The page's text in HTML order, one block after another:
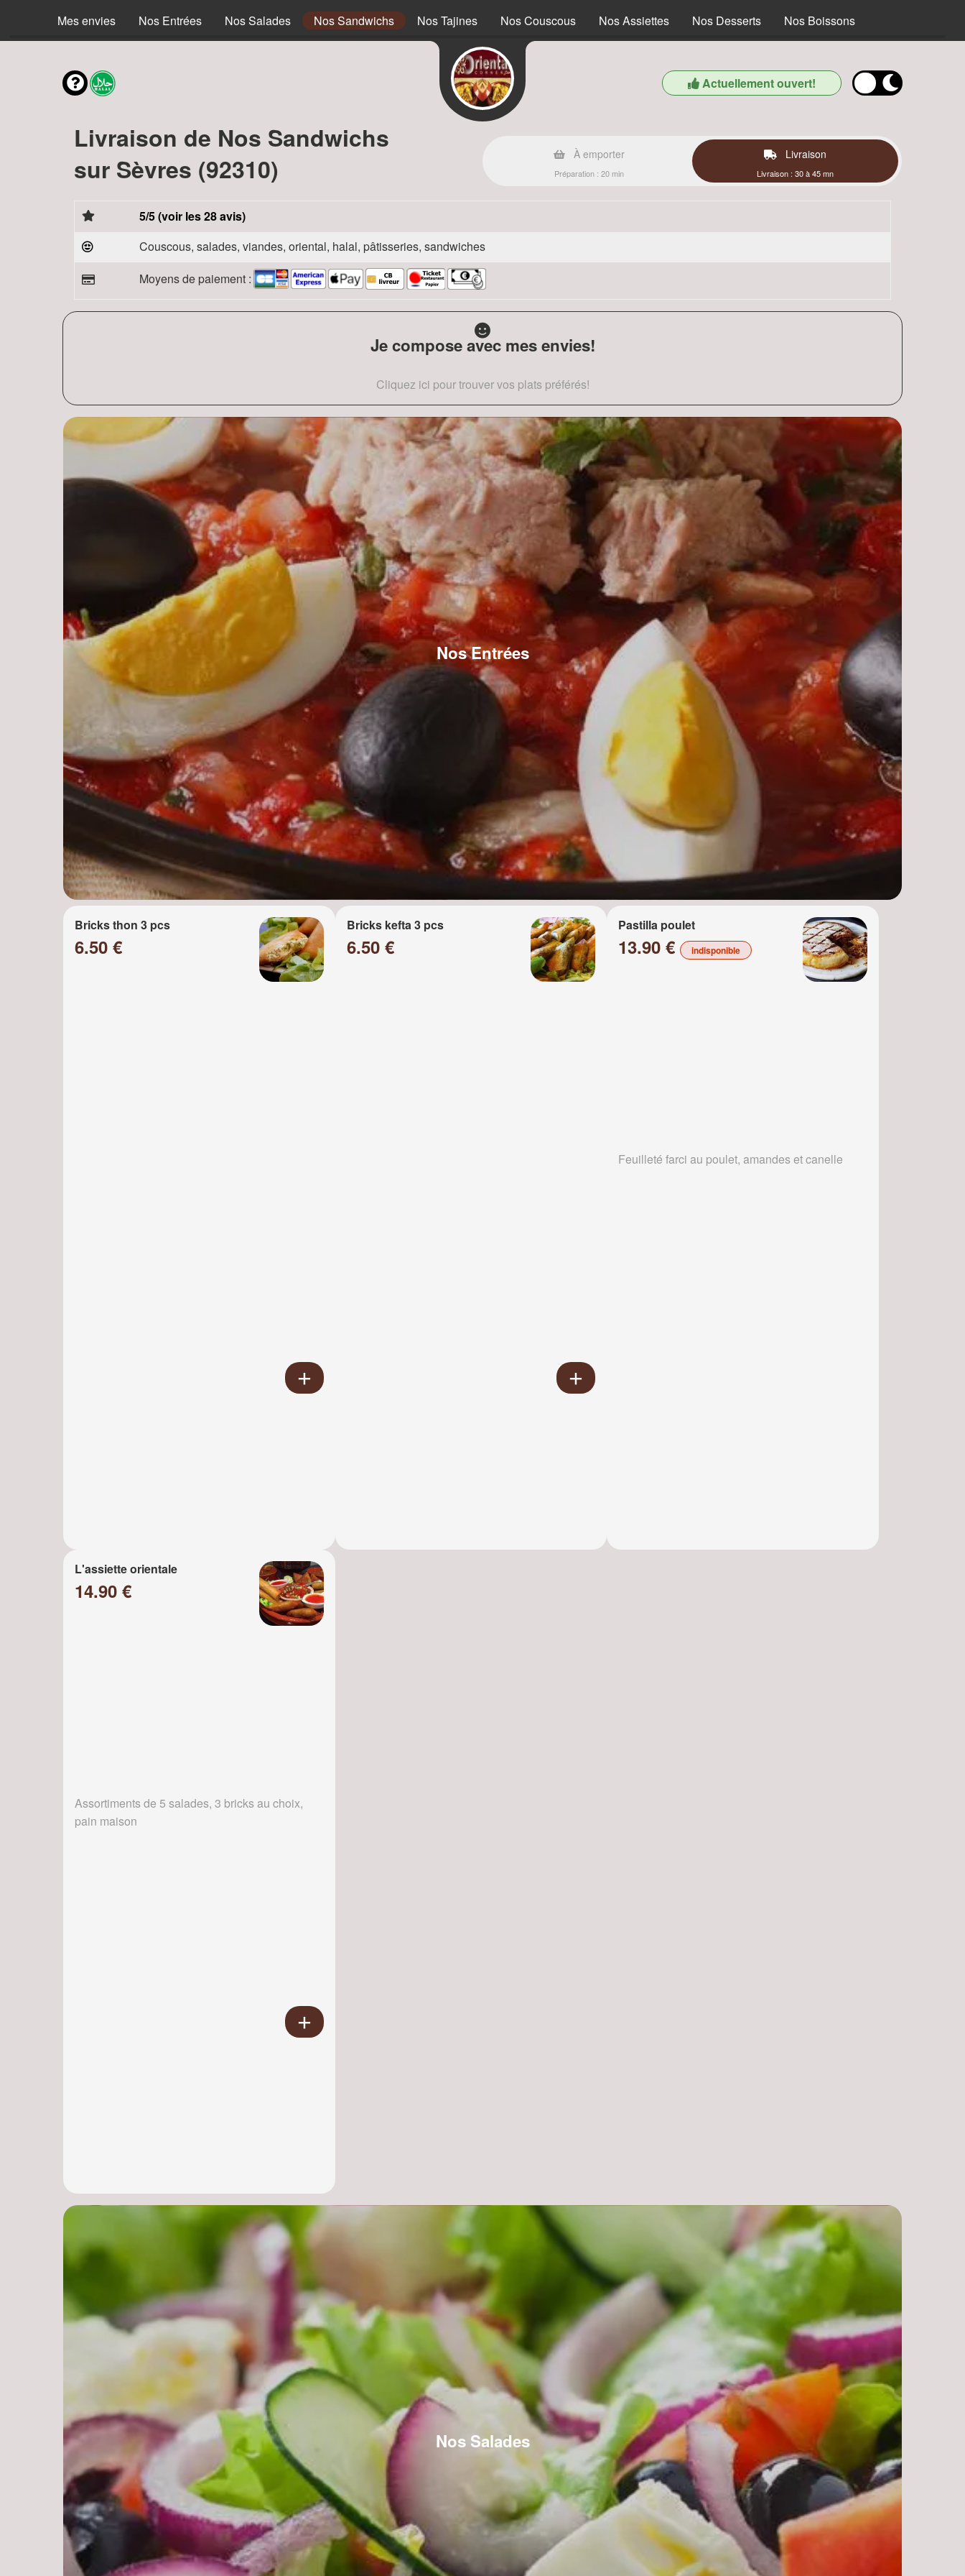
Mes envies Nos Entrées Nos Salades Nos Sandwichs Nos Tajines Nos Couscous Nos Assiettes Nos Desserts Nos Boissons
Actuellement ouvert!
Livraison de Nos Sandwichs
sur Sèvres (92310)
À emporter
Préparation : 20 min
Livraison
Livraison : 30 à 45 mn
5/5 (voir les 28 avis)
Couscous, salades, viandes, oriental, halal, pâtisseries, sandwiches
Moyens de paiement :
Je compose avec mes envies!
Cliquez ici pour trouver vos plats préférés!
Nos Entrées
Bricks thon 3 pcs
6.50 €
Bricks kefta 3 pcs
6.50 €
Pastilla poulet
13.90 € indisponible
Feuilleté farci au poulet, amandes et canelle
L'assiette orientale
14.90 €
Assortiments de 5 salades, 3 bricks au choix,
pain maison
Nos Salades